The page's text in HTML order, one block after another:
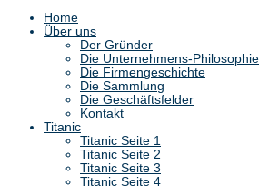
Home
Über uns
Der Gründer
Die Unternehmens-Philosophie
Die Firmengeschichte
Die Sammlung
Die Geschäftsfelder
Kontakt
Titanic
Titanic Seite 1
Titanic Seite 2
Titanic Seite 3
Titanic Seite 4